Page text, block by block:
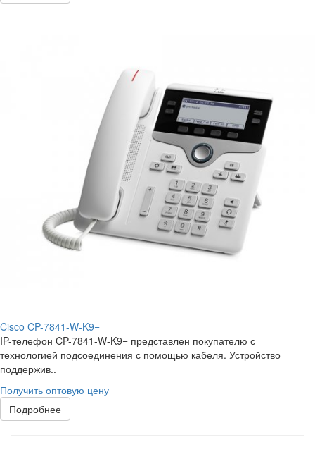
Cisco CP-7841-W-K9=
IP-телефон CP-7841-W-K9= представлен покупателю с
технологией подсоединения с помощью кабеля. Устройство
поддержив..
Получить оптовую цену
Подробнее